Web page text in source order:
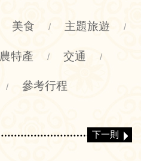
美食 / 主題旅遊 /
農特產 / 交通 /
/ 參考行程
下一則